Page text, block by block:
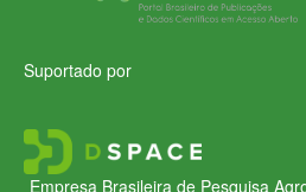
Suportado por
Empresa Brasileira de Pesquisa